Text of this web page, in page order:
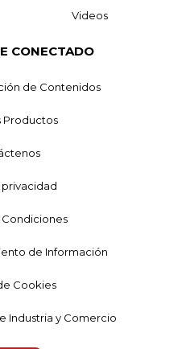
Videos
CONECTADO
de Contenidos
Productos
privacidad
Condiciones
de Información
Cookies
Industria y Comercio